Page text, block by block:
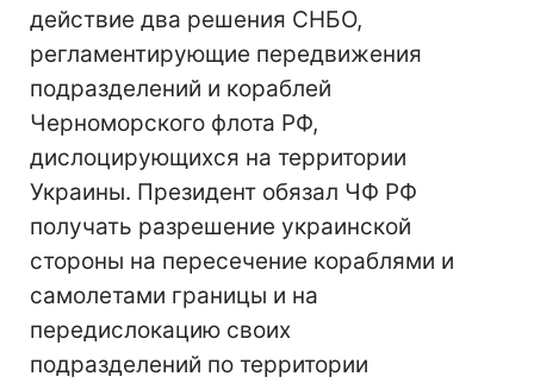
действие два решения СНБО,
регламентирующие передвижения
подразделений и кораблей
Черноморского флота РФ,
дислоцирующихся на территории
Украины. Президент обязал ЧФ РФ
получать разрешение украинской
стороны на пересечение кораблями и
самолетами границы и на
передислокацию своих
подразделений по территории